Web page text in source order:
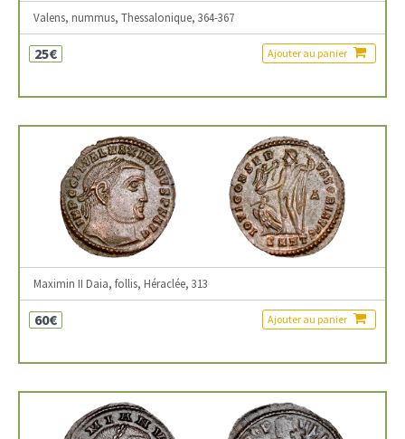
Valens, nummus, Thessalonique, 364-367
25€ Ajouter au panier
Maximin II Daia, follis, Héraclée, 313
60€ Ajouter au panier